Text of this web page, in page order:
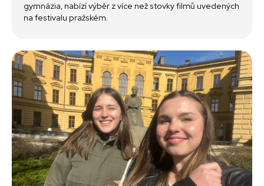
gymnázia, nabízí výběr z více než stovky filmů uvedených
na festivalu pražském.